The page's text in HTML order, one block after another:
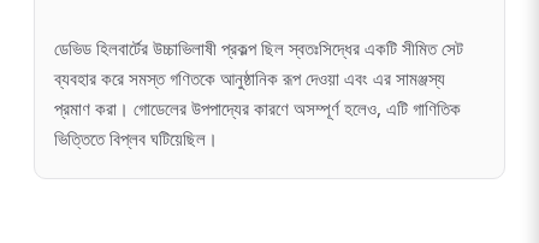
ডেভিড হিলবার্টের উচ্চাভিলাষী প্রকল্প ছিল স্বতঃসিদ্ধের একটি সীমিত সেট
ব্যবহার করে সমস্ত গণিতকে আনুষ্ঠানিক রূপ দেওয়া এবং এর সামঞ্জস্য
প্রমাণ করা। গোডেলের উপপাদ্যের কারণে অসম্পূর্ণ হলেও, এটি গাণিতিক
ভিত্তিতে বিপ্লব ঘটিয়েছিল।